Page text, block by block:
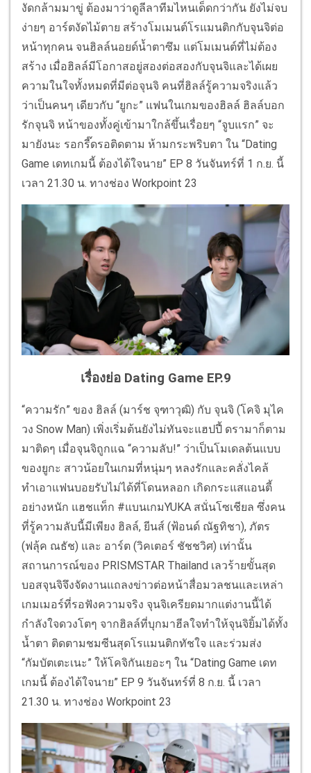
งัดกล้ามมาขู่ ต้องมาว่าดูลีลาทีมไหนเด็ดกว่ากัน ยังไม่จบ
ง่ายๆ อาร์ตงัดไม้ตาย สร้างโมเมนต์โรแมนติกกับจุนจิต่อ
หน้าทุกคน จนฮิลล์นอยด์น้ำตาซึม แต่โมเมนต์ที่ไม่ต้อง
สร้าง เมื่อฮิลล์มีโอกาสอยู่สองต่อสองกับจุนจิและได้เผย
ความในใจทั้งหมดที่มีต่อจุนจิ คนที่ฮิลล์รู้ความจริงแล้ว
ว่าเป็นคนๆ เดียวกับ “ยูกะ” แฟนในเกมของฮิลล์ ฮิลล์บอก
รักจุนจิ หน้าของทั้งคู่เข้ามาใกล้ขึ้นเรื่อยๆ “จูบแรก” จะ
มายังนะ รอกรี๊ดรอติดตาม ห้ามกระพริบตา ใน “Dating
Game เดทเกมนี้ ต้องได้ใจนาย” EP 8 วันจันทร์ที่ 1 ก.ย. นี้
เวลา 21.30 น. ทางช่อง Workpoint 23
เรื่องย่อ Dating Game EP.9
“ความรัก” ของ ฮิลล์ (มาร์ช จุฑาวุฒิ) กับ จุนจิ (โคจิ มุไค
วง Snow Man) เพิ่งเริ่มต้นยังไม่ทันจะแฮปปี้ ดรามาก็ตาม
มาติดๆ เมื่อจุนจิถูกแฉ “ความลับ!” ว่าเป็นโมเดลต้นแบบ
ของยูกะ สาวน้อยในเกมที่หนุ่มๆ หลงรักและคลั่งไคล้
ทำเอาแฟนบอยรับไม่ได้ที่โดนหลอก เกิดกระแสแอนตี้
อย่างหนัก แฮชแท็ก #แบนเกมYUKA สนั่นโซเชียล ซึ่งคน
ที่รู้ความลับนี้มีเพียง ฮิลล์, ยีนส์ (ฟ้อนด์ ณัฐทิชา), ภัตร
(ฟลุ้ค ณธัช) และ อาร์ต (วิคเตอร์ ชัชชวิศ) เท่านั้น
สถานการณ์ของ PRISMSTAR Thailand เลวร้ายขั้นสุด
บอสจุนจิจึงจัดงานแถลงข่าวต่อหน้าสื่อมวลชนและเหล่า
เกมเมอร์ที่รอฟังความจริง จุนจิเครียดมากแต่งานนี้ได้
กำลังใจดวงโตๆ จากฮิลล์ที่บุกมาฮีลใจทำให้จุนจิยิ้มได้ทั้ง
น้ำตา ติดตามชมซีนสุดโรแมนติกทัชใจ และร่วมส่ง
“กัมบัตเตะเนะ” ให้โคจิกันเยอะๆ ใน “Dating Game เดท
เกมนี้ ต้องได้ใจนาย” EP 9 วันจันทร์ที่ 8 ก.ย. นี้ เวลา
21.30 น. ทางช่อง Workpoint 23